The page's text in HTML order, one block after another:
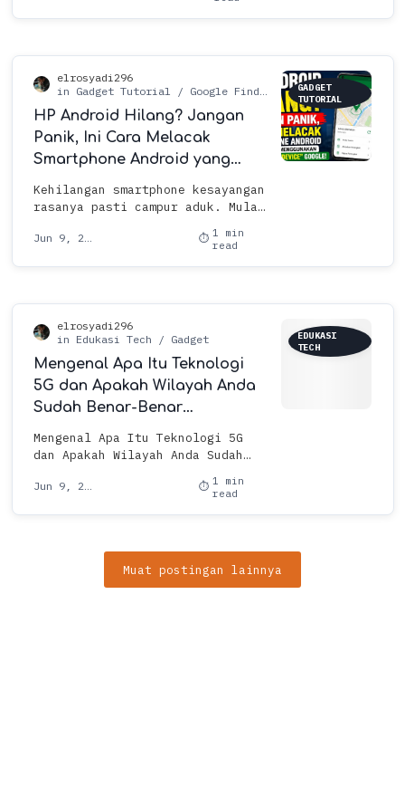
GADGET
TUTORIAL
HP Android Hilang? Jangan
Panik, Ini Cara Melacak
Smartphone Android yang
Hilang Menggunakan Fitur
"Find My Device" Google!
Kehilangan smartphone kesayangan
rasanya pasti campur aduk. Mulai
mahal, sampai pusing memikirkan
1 min
read
EDUKASI
TECH
Mengenal Apa Itu Teknologi
5G dan Apakah Wilayah Anda
Sudah Benar-Benar
Membutuhkannya?
Mengenal Apa Itu Teknologi 5G
dan Apakah Wilayah Anda Sudah
Pernahkah Anda lagi asyik
1 min
read